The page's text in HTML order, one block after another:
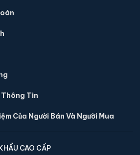
x 32 cm
Thông Tin
Của Người Bán Và Người Mua
CAO CẤP